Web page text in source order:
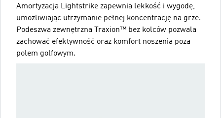
Amortyzacja Lightstrike zapewnia lekkość i wygodę,
umożliwiając utrzymanie pełnej koncentrację na grze.
Podeszwa zewnętrzna Traxion™ bez kolców pozwala
zachować efektywność oraz komfort noszenia poza
polem golfowym.